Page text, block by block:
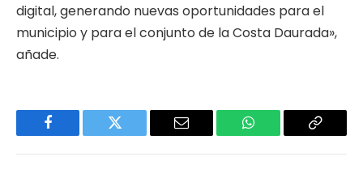
digital, generando nuevas oportunidades para el
municipio y para el conjunto de la Costa Daurada»,
añade.
Facebook Twitter Email WhatsApp Copy